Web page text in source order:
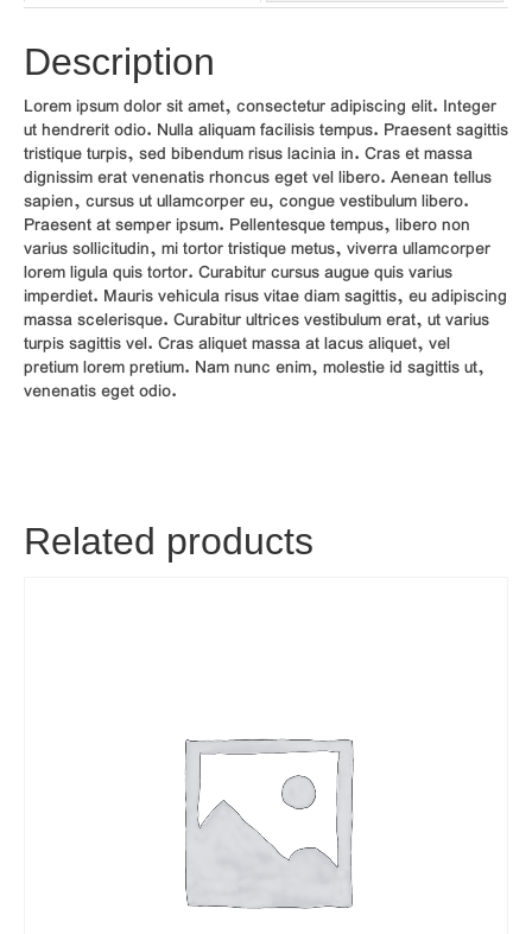
Description
Lorem ipsum dolor sit amet, consectetur adipiscing elit. Integer
ut hendrerit odio. Nulla aliquam facilisis tempus. Praesent sagittis
tristique turpis, sed bibendum risus lacinia in. Cras et massa
dignissim erat venenatis rhoncus eget vel libero. Aenean tellus
sapien, cursus ut ullamcorper eu, congue vestibulum libero.
Praesent at semper ipsum. Pellentesque tempus, libero non
varius sollicitudin, mi tortor tristique metus, viverra ullamcorper
lorem ligula quis tortor. Curabitur cursus augue quis varius
imperdiet. Mauris vehicula risus vitae diam sagittis, eu adipiscing
massa scelerisque. Curabitur ultrices vestibulum erat, ut varius
turpis sagittis vel. Cras aliquet massa at lacus aliquet, vel
pretium lorem pretium. Nam nunc enim, molestie id sagittis ut,
venenatis eget odio.
Related products